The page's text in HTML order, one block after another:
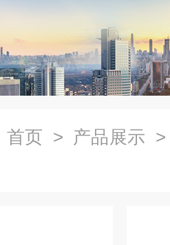
首页 > 产品展示